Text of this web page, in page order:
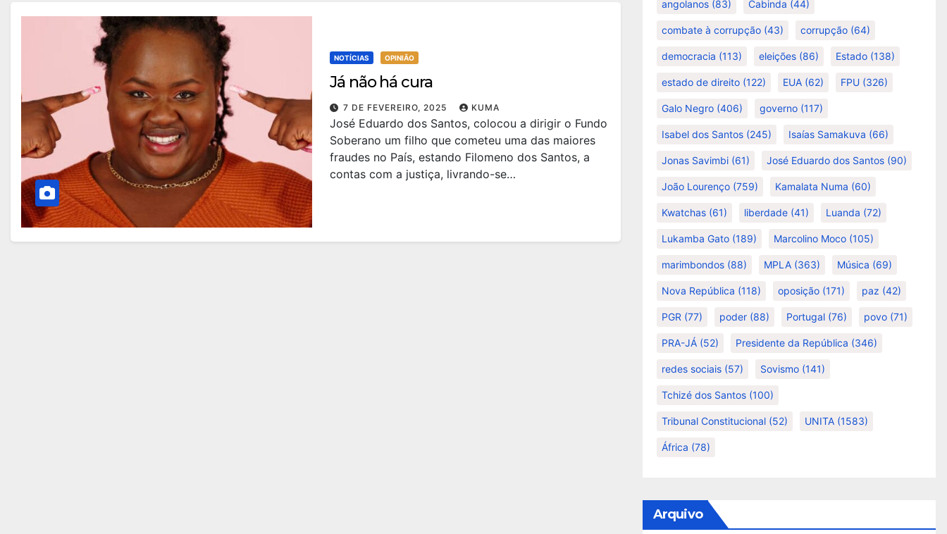
NOTÍCIAS OPINIÃO
Já não há cura
7 DE FEVEREIRO, 2025 KUMA
José Eduardo dos Santos, colocou a dirigir o Fundo
Soberano um filho que cometeu uma das maiores
fraudes no País, estando Filomeno dos Santos, a
contas com a justiça, livrando-se…
angolanos (83) Cabinda (44)
combate à corrupção (43) corrupção (64)
democracia (113) eleições (86) Estado (138)
estado de direito (122) EUA (62) FPU (326)
Galo Negro (406) governo (117)
Isabel dos Santos (245) Isaías Samakuva (66)
Jonas Savimbi (61) José Eduardo dos Santos (90)
João Lourenço (759) Kamalata Numa (60)
Kwatchas (61) liberdade (41) Luanda (72)
Lukamba Gato (189) Marcolino Moco (105)
marimbondos (88) MPLA (363) Música (69)
Nova República (118) oposição (171) paz (42)
PGR (77) poder (88) Portugal (76) povo (71)
PRA-JÁ (52) Presidente da República (346)
redes sociais (57) Sovismo (141)
Tchizé dos Santos (100)
Tribunal Constitucional (52) UNITA (1583)
África (78)
Arquivo